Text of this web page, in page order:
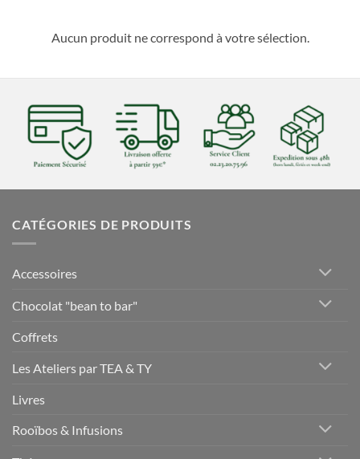
Aucun produit ne correspond à votre sélection.
CATÉGORIES DE PRODUITS
Accessoires
Chocolat "bean to bar"
Coffrets
Les Ateliers par TEA & TY
Livres
Rooïbos & Infusions